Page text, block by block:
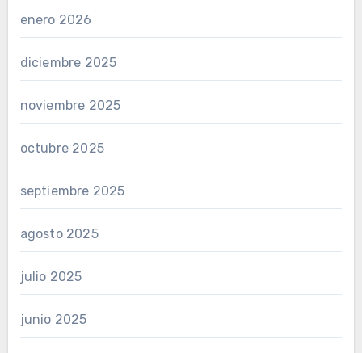
enero 2026
diciembre 2025
noviembre 2025
octubre 2025
septiembre 2025
agosto 2025
julio 2025
junio 2025